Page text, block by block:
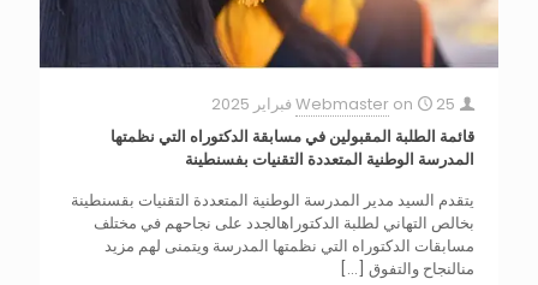
Webmaster on
25 فبراير 2025
قائمة الطلبة المقبولين في مسابقة الدكتوراه التي نظمتها
المدرسة الوطنية المتعددة التقنيات بفسنطينة
يتقدم السيد مدير المدرسة الوطنية المتعددة التقنيات بقسنطينة
بخالص التهاني لطلبة الدكتوراهالجدد على نجاحهم في مختلف
مسابقات الدكتوراه التي نظمتها المدرسة ويتمنى لهم مزيد
منالنجاح والتفوق […]